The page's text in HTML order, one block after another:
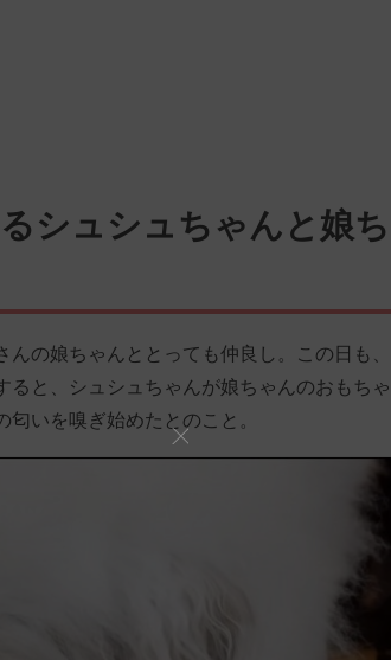
シュシュちゃんと娘ち
の娘ちゃんととっても仲良し。この日も、
と、シュシュちゃんが娘ちゃんのおもちゃ
いを嗅ぎ始めたとのこと。